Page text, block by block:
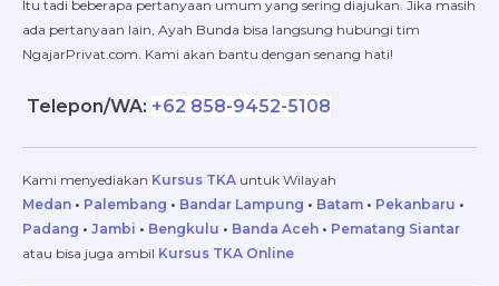
Itu tadi beberapa pertanyaan umum yang sering diajukan. Jika masih
ada pertanyaan lain, Ayah Bunda bisa langsung hubungi tim
NgajarPrivat.com. Kami akan bantu dengan senang hati!
Telepon/WA: +62 858-9452-5108
Kami menyediakan Kursus TKA untuk Wilayah
Medan • Palembang • Bandar Lampung • Batam • Pekanbaru •
Padang • Jambi • Bengkulu • Banda Aceh • Pematang Siantar
atau bisa juga ambil Kursus TKA Online